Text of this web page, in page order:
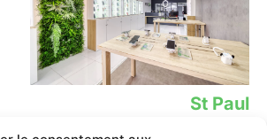
St Paul